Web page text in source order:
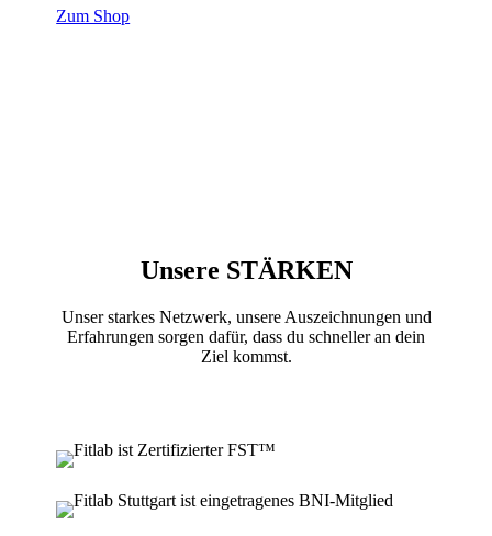
Zum Shop
Unsere STÄRKEN
Unser starkes Netzwerk, unsere Auszeichnungen und
Erfahrungen sorgen dafür, dass du schneller an dein
Ziel kommst.